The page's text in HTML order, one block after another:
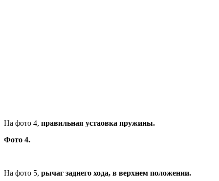
На фото 4, правильная устаовка пружины.
Фото 4.
На фото 5, рычаг заднего хода, в верхнем положении.